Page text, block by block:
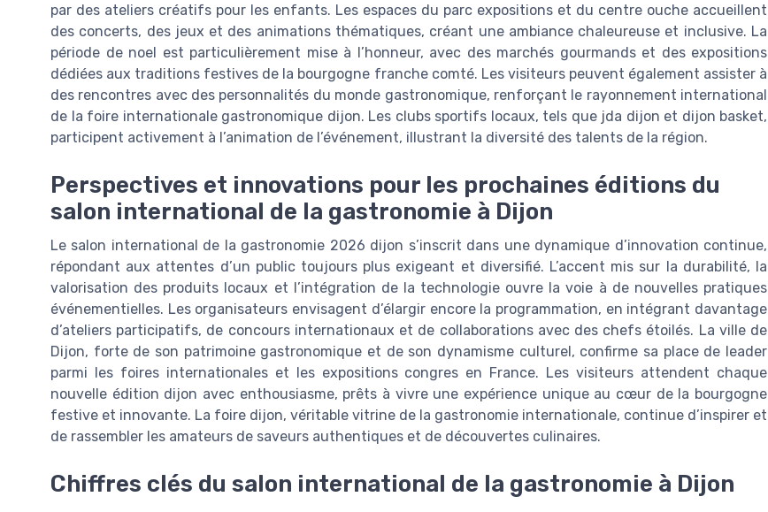
par des ateliers créatifs pour les enfants. Les espaces du parc expositions et du centre ouche accueillent
des concerts, des jeux et des animations thématiques, créant une ambiance chaleureuse et inclusive. La
période de noel est particulièrement mise à l’honneur, avec des marchés gourmands et des expositions
dédiées aux traditions festives de la bourgogne franche comté. Les visiteurs peuvent également assister à
des rencontres avec des personnalités du monde gastronomique, renforçant le rayonnement international
de la foire internationale gastronomique dijon. Les clubs sportifs locaux, tels que jda dijon et dijon basket,
participent activement à l’animation de l’événement, illustrant la diversité des talents de la région.
Perspectives et innovations pour les prochaines éditions du
salon international de la gastronomie à Dijon
Le salon international de la gastronomie 2026 dijon s’inscrit dans une dynamique d’innovation continue,
répondant aux attentes d’un public toujours plus exigeant et diversifié. L’accent mis sur la durabilité, la
valorisation des produits locaux et l’intégration de la technologie ouvre la voie à de nouvelles pratiques
événementielles. Les organisateurs envisagent d’élargir encore la programmation, en intégrant davantage
d’ateliers participatifs, de concours internationaux et de collaborations avec des chefs étoilés. La ville de
Dijon, forte de son patrimoine gastronomique et de son dynamisme culturel, confirme sa place de leader
parmi les foires internationales et les expositions congres en France. Les visiteurs attendent chaque
nouvelle édition dijon avec enthousiasme, prêts à vivre une expérience unique au cœur de la bourgogne
festive et innovante. La foire dijon, véritable vitrine de la gastronomie internationale, continue d’inspirer et
de rassembler les amateurs de saveurs authentiques et de découvertes culinaires.
Chiffres clés du salon international de la gastronomie à Dijon